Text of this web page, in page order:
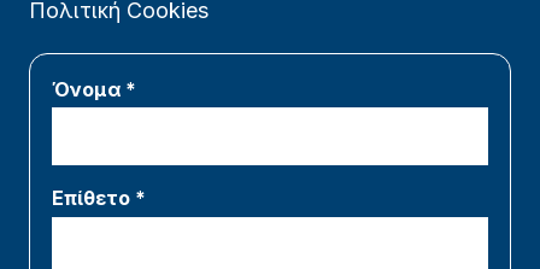
Πολιτική Cookies
Όνομα *
Επίθετο *